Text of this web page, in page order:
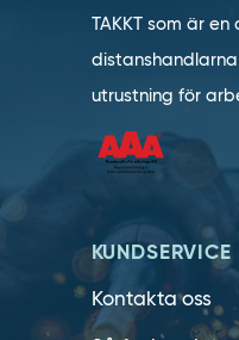
TAKKT som är
utrustning för
KUNDSERVICE
Kontakta oss